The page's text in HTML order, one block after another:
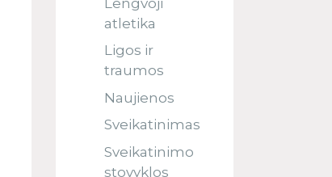
atletika
Ligos ir
traumos
Naujienos
Sveikatinimas
Sveikatinimo
stovyklos